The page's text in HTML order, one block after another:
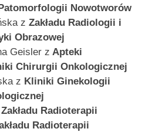
Nowotworów
z Zakładu Radiologii i
Obrazowej
Geisler z Apteki
Chirurgii Onkologicznej
z Kliniki Ginekologii
Zakładu Radioterapii
Radioterapii